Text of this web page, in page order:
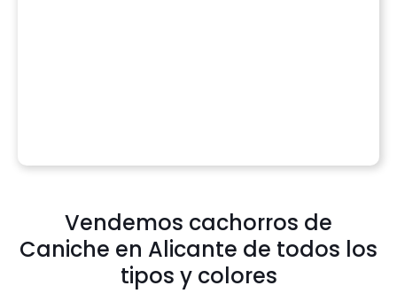
Vendemos cachorros de
Caniche en Alicante de todos los
tipos y colores